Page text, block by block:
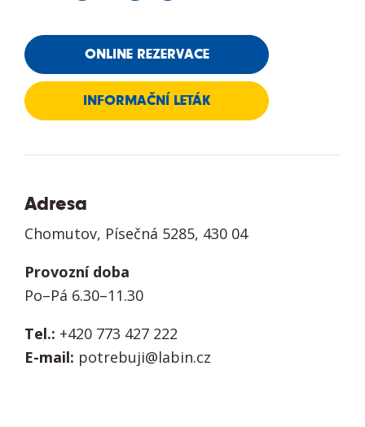
ONLINE REZERVACE
INFORMAČNÍ LETÁK
Adresa
Chomutov, Písečná 5285, 430 04
Provozní doba
Po–Pá 6.30–11.30
Tel.: +420 773 427 222
E-mail: potrebuji@labin.cz